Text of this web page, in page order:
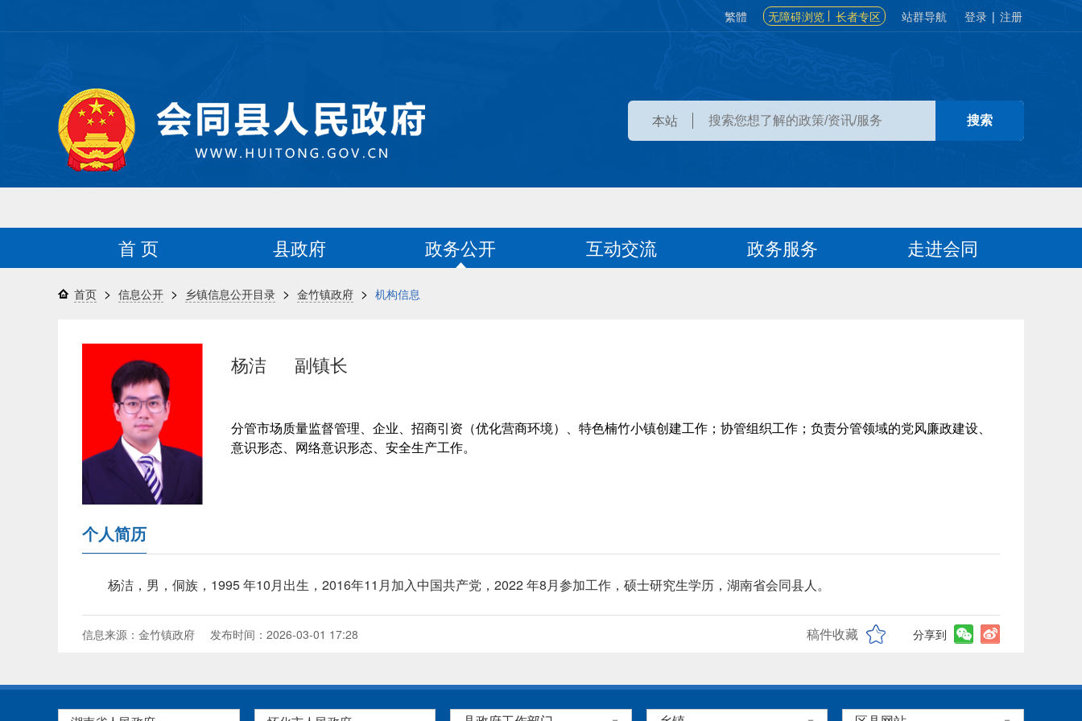
繁體 无障碍浏览 长者专区 站群导航 登录 | 注册
本站
首 页 县政府 政务公开 互动交流 政务服务 走进会同
首页 > 信息公开 > 乡镇信息公开目录 > 金竹镇政府 > 机构信息
杨洁 副镇长
分管市场质量监督管理、企业、招商引资（优化营商环境）、特色楠竹小镇创建工作；协管组织工作；负责分管领域的党风廉政建设、
意识形态、网络意识形态、安全生产工作。
个人简历
杨洁，男，侗族，1995 年10月出生，2016年11月加入中国共产党，2022 年8月参加工作，硕士研究生学历，湖南省会同县人。
信息来源：金竹镇政府 发布时间：2026-03-01 17:28 稿件收藏 分享到